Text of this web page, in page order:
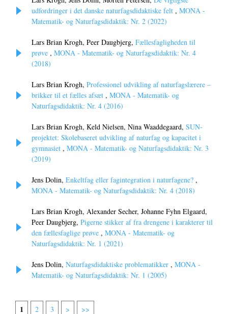
udfordringer i det danske naturfagsdidaktiske felt , MONA -
Matematik- og Naturfagsdidaktik: Nr. 2 (2022)
Lars Brian Krogh, Peer Daugbjerg, Fællesfagligheden til
prøve , MONA - Matematik- og Naturfagsdidaktik: Nr. 4
(2018)
Lars Brian Krogh, Professionel udvikling af naturfagslærere –
brikker til et fælles afsæt , MONA - Matematik- og
Naturfagsdidaktik: Nr. 4 (2016)
Lars Brian Krogh, Keld Nielsen, Nina Waaddegaard, SUN-
projektet: Skolebaseret udvikling af naturfag og kapacitet i
gymnasiet , MONA - Matematik- og Naturfagsdidaktik: Nr. 3
(2019)
Jens Dolin, Enkeltfag eller fagintegration i naturfagene? ,
MONA - Matematik- og Naturfagsdidaktik: Nr. 4 (2018)
Lars Brian Krogh, Alexander Secher, Johanne Fyhn Elgaard,
Peer Daugbjerg, Pigerne stikker af fra drengene i karakterer til
den fællesfaglige prøve , MONA - Matematik- og
Naturfagsdidaktik: Nr. 1 (2021)
Jens Dolin, Naturfagsdidaktiske problematikker , MONA -
Matematik- og Naturfagsdidaktik: Nr. 1 (2005)
1 2 3 > >>